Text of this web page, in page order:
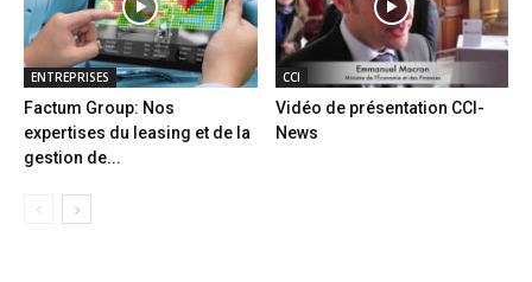
ENTREPRISES
Factum Group: Nos
expertises du leasing et de la
gestion de...
CCI
Vidéo de présentation CCI-
News